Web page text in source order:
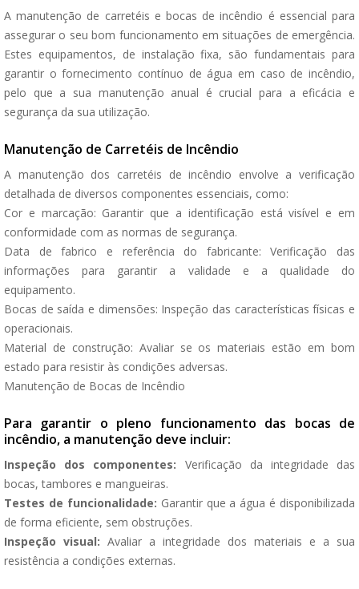
A manutenção de carretéis e bocas de incêndio é essencial para
assegurar o seu bom funcionamento em situações de emergência.
Estes equipamentos, de instalação fixa, são fundamentais para
garantir o fornecimento contínuo de água em caso de incêndio,
pelo que a sua manutenção anual é crucial para a eficácia e
segurança da sua utilização.
Manutenção de Carretéis de Incêndio
A manutenção dos carretéis de incêndio envolve a verificação
detalhada de diversos componentes essenciais, como:
Cor e marcação: Garantir que a identificação está visível e em
conformidade com as normas de segurança.
Data de fabrico e referência do fabricante: Verificação das
informações para garantir a validade e a qualidade do
equipamento.
Bocas de saída e dimensões: Inspeção das características físicas e
operacionais.
Material de construção: Avaliar se os materiais estão em bom
estado para resistir às condições adversas.
Manutenção de Bocas de Incêndio
Para garantir o pleno funcionamento das bocas de
incêndio, a manutenção deve incluir:
Inspeção dos componentes: Verificação da integridade das
bocas, tambores e mangueiras.
Testes de funcionalidade: Garantir que a água é disponibilizada
de forma eficiente, sem obstruções.
Inspeção visual: Avaliar a integridade dos materiais e a sua
resistência a condições externas.